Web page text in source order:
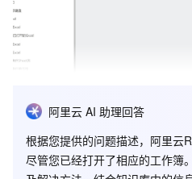
阿里云 AI 助理回答
根据您提供的问题描述，阿里云
尽管您已经打开了相应的工作簿